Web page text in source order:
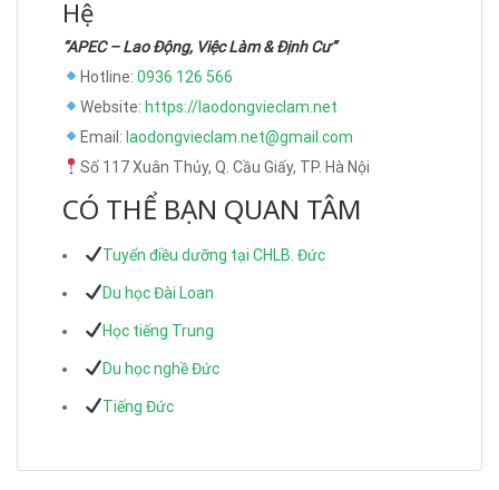
Hệ
“APEC – Lao Động, Việc Làm & Định Cư”
Hotline: 0936 126 566
Website: https://laodongvieclam.net
Email: laodongvieclam.net@gmail.com
Số 117 Xuân Thủy, Q. Cầu Giấy, TP. Hà Nội
CÓ THỂ BẠN QUAN TÂM
Tuyển điều dưỡng tại CHLB. Đức
Du học Đài Loan
Học tiếng Trung
Du học nghề Đức
Tiếng Đức